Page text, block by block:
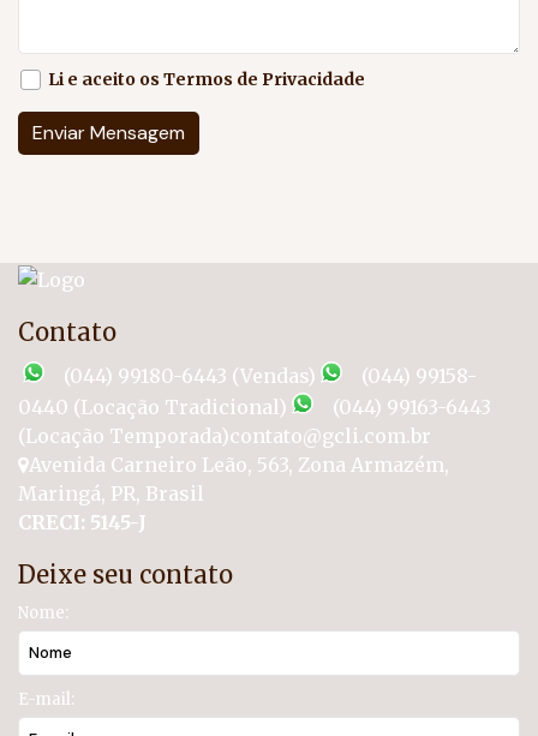
Li e aceito os Termos de Privacidade
Contato
(044) 99180-6443 (Vendas)
(044) 99158-
0440 (Locação Tradicional)
(044) 99163-6443
(Locação Temporada)contato@gcli.com.br
Avenida Carneiro Leão, 563, Zona Armazém,
Maringá, PR, Brasil
CRECI: 5145-J
Deixe seu contato
Nome:
E-mail: